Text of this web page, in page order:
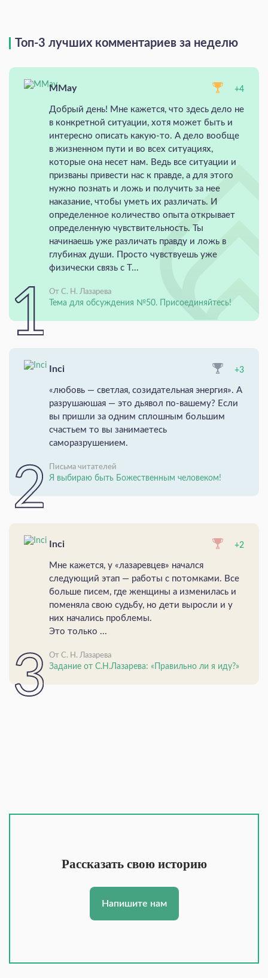
Топ-3 лучших комментариев за неделю
MMay +4
Добрый день! Мне кажется, что здесь дело не
в конкретной ситуации, хотя может быть и
интересно описать какую-то. А дело вообще
в жизненном пути и во всех ситуациях,
которые она несет нам. Ведь все ситуации и
призваны привести нас к правде, а для этого
нужно познать и ложь и получить за нее
наказание, чтобы уметь их различать. И
определенное количество опыта открывает
определенную чувствительность. Ты
начинаешь уже различать правду и ложь в
глубинах души. Просто чувствуешь уже
физически связь с Т...
От С. Н. Лазарева
Тема для обсуждения №50. Присоединяйтесь!
Inci +3
«любовь — светлая, созидательная энергия». А
разрушаюшая — это дьявол по-вашему? Если
вы пришли за одним сплошным большим
счастьем то вы занимаетесь
саморазрушением.
Письма читателей
Я выбираю быть Божественным человеком!
Inci +2
Мне кажется, у «лазаревцев» начался
следующий этап — работы с потомками. Все
больше писем, где женщины а изменилась и
поменяла свою судьбу, но дети выросли и у
них начались проблемы.
Это только ...
От С. Н. Лазарева
Задание от С.Н.Лазарева: «Правильно ли я иду?»
Рассказать свою историю
Напишите нам